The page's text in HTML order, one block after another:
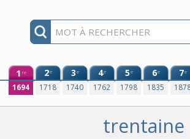
1 re
1694
2e
1718
3e
1740
4e
1762
5e
1798
6e
1835
7e
trentaine